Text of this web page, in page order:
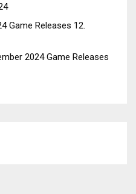
Game Releases 12.
2024 Game Releases